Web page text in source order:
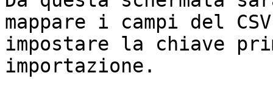
mappare i campi del
impostare la chiave
importazione.